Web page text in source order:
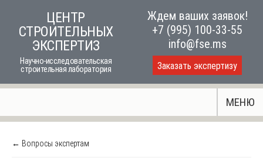
content
ЦЕНТР
СТРОИТЕЛЬНЫХ
ЭКСПЕРТИЗ
Научно-исследовательская
строительная лаборатория
Ждем ваших заявок!
+7 (995) 100-33-55
info@fse.ms
Заказать экспертизу
МЕНЮ
← Вопросы экспертам